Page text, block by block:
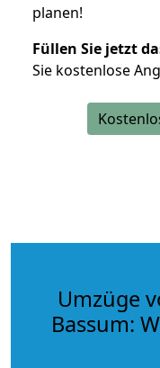
planen!
Füllen Sie jetzt
Sie kostenlose
Umzüge
Bassum: